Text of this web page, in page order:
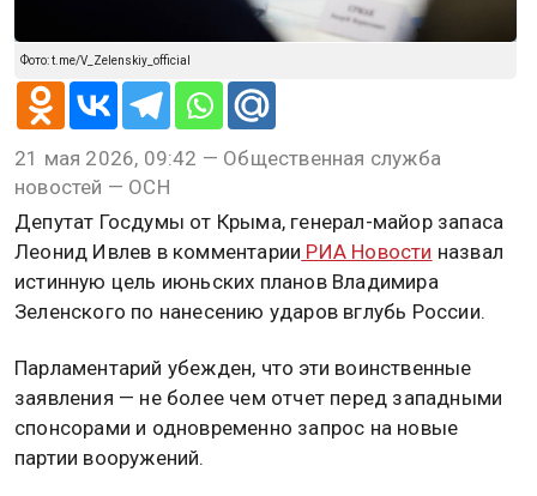
Фото: t.me/V_Zelenskiy_official
21 мая 2026, 09:42 — Общественная служба
новостей — ОСН
Депутат Госдумы от Крыма, генерал-майор запаса
Леонид Ивлев в комментарии РИА Новости назвал
истинную цель июньских планов Владимира
Зеленского по нанесению ударов вглубь России.
Парламентарий убежден, что эти воинственные
заявления — не более чем отчет перед западными
спонсорами и одновременно запрос на новые
партии вооружений.